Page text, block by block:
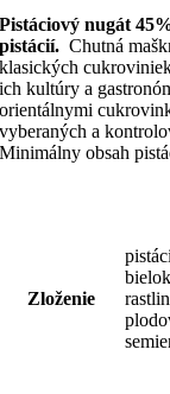
Pistáciový nugát
pistácií.Chutná
klasických
ich kultúry a
orientálnymi
vyberaných a
Minimálny obsah
Zloženie